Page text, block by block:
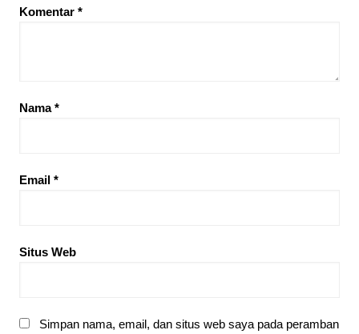
Komentar *
Nama*
Email *
Situs Web
Simpan nama, email, dan situs web saya pada peramban